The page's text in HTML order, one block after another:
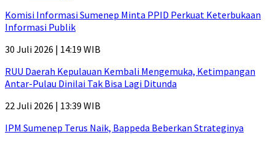
Komisi Informasi Sumenep Minta PPID Perkuat Keterbukaan
Informasi Publik
30 Juli 2026 | 14:19 WIB
RUU Daerah Kepulauan Kembali Mengemuka, Ketimpangan
Antar-Pulau Dinilai Tak Bisa Lagi Ditunda
22 Juli 2026 | 13:39 WIB
IPM Sumenep Terus Naik, Bappeda Beberkan Strateginya